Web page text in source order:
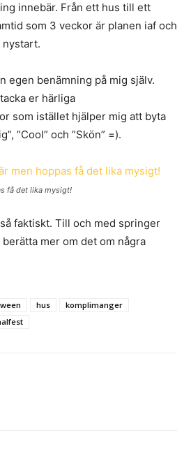
innebär. Från ett hus till ett
som 3 veckor är planen iaf och
nystart.
egen benämning på mig själv.
er härliga
som istället hjälper mig att byta
”Cool” och ”Skön” =).
få det lika mysigt!
faktiskt. Till och med springer
mer om det om några
hus
komplimanger